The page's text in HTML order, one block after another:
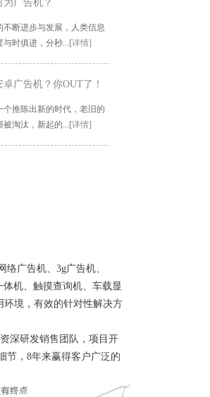
xP、Window 7等操作系
发布多媒体信息，WEB后台
品名称：50寸壁挂式单机版圆
50LHD001 商品颜色：银
广告机？
不断进步与发展，人类信息
与时俱进，分秒...[详情]
广告机？你OUT了！
个推陈出新的时代，老旧的
被淘汰，新起的...[详情]
广告机、3g广告机、
机、触摸查询机、车载显
环境，有效的针对性解决方
深研发销售团队，项目开
节，8年来赢得客户广泛的